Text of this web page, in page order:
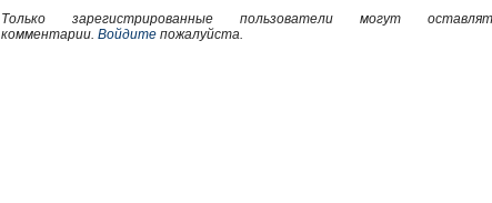
Только зарегистрированные пользователи могут
комментарии. Войдитепожалуйста.